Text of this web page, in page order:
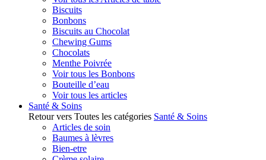
Biscuits
Bonbons
Biscuits au Chocolat
Chewing Gums
Chocolats
Menthe Poivrée
Voir tous les Bonbons
Bouteille d’eau
Voir tous les articles
Santé & Soins
Retour vers Toutes les catégories Santé & Soins
Articles de soin
Baumes à lèvres
Bien-etre